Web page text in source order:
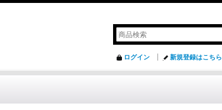
ログイン 新規登録はこちら